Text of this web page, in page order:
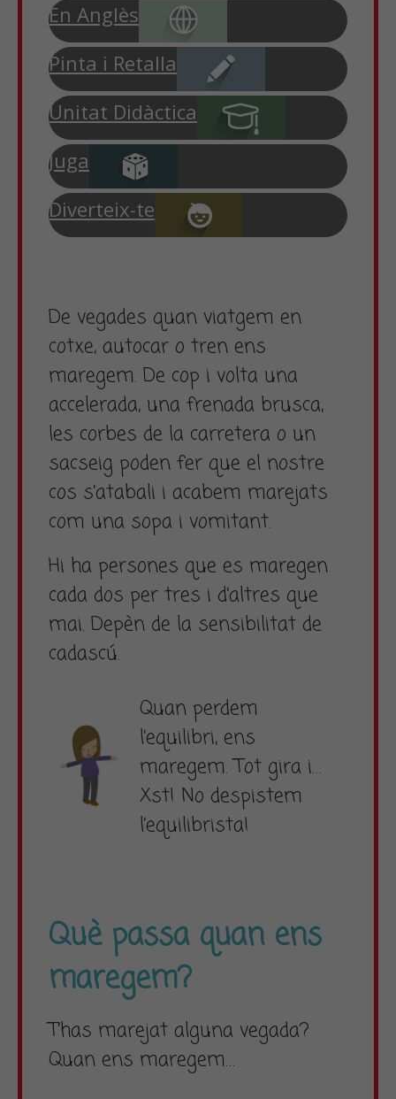
En Anglès
Pinta i Retalla
Unitat Didàctica
Juga
Diverteix-te
De vegades quan viatgem en
cotxe, autocar o tren ens
maregem. De cop i volta una
accelerada, una frenada brusca,
les corbes de la carretera o un
sacseig poden fer que el nostre
cos s’atabali i acabem marejats
com una sopa i vomitant.
Hi ha persones que es maregen
cada dos per tres i d’altres que
mai. Depèn de la sensibilitat de
cadascú.
Quan perdem
l’equilibri, ens
maregem. Tot gira i…
Xst! No despistem
l’equilibrista!
Què passa quan ens
maregem?
T’has marejat alguna vegada?
Quan ens maregem…